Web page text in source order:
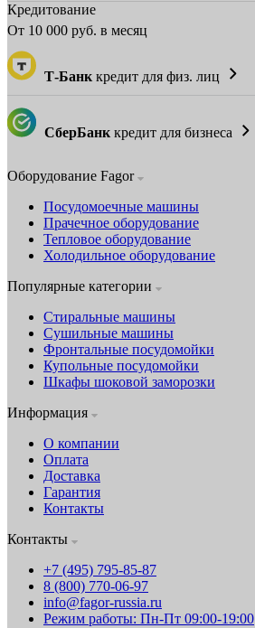
Кредитование
От 10 000 руб. в месяц
Т-Банк кредит для физ. лиц
СберБанк кредит для бизнеса
Оборудование Fagor
Посудомоечные машины
Прачечное оборудование
Тепловое оборудование
Холодильное оборудование
Популярные категории
Стиральные машины
Сушильные машины
Фронтальные посудомойки
Купольные посудомойки
Шкафы шоковой заморозки
Информация
О компании
Оплата
Доставка
Гарантия
Контакты
Контакты
+7 (495) 795-85-87
8 (800) 770-06-97
info@fagor-russia.ru
Режим работы: Пн-Пт 09:00-19:00